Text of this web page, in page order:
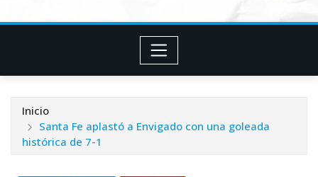
Inicio
Santa Fe aplastó a Envigado con una goleada
histórica de 7-1